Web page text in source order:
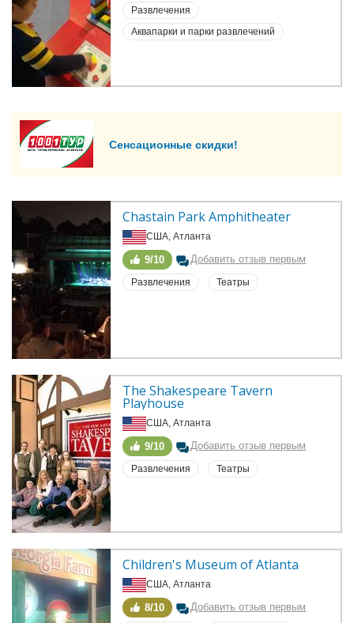
Развлечения
Аквапарки и парки развлечений
Сенсационные скидки!
Chastain Park Amphitheater
США, Атланта
9/10 Добавить отзыв первым
Развлечения Театры
The Shakespeare Tavern
Playhouse
США, Атланта
9/10 Добавить отзыв первым
Развлечения Театры
Children's Museum of Atlanta
США, Атланта
8/10 Добавить отзыв первым